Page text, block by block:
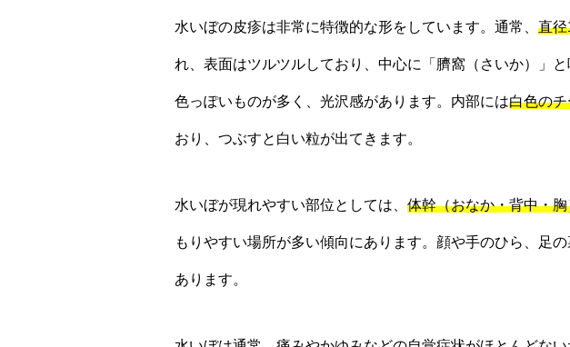
水いぼの皮疹は非常に特徴的な形をしています。通常、 直
れ、表面はツルツルしており、中心に「臍窩（さいか）」
色っぽいものが多く、光沢感があります。内部には白色の
おり、つぶすと白い粒が出てきます。
水いぼが現れやすい部位としては、 体幹（おなか・背中・
もりやすい場所が多い傾向にあります。顔や手のひら、足
あります。